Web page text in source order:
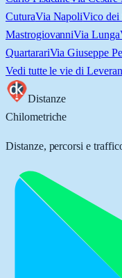
CuturaVia NapoliVico dei
MastrogiovanniVia Lunga
QuartarariVia Giuseppe
Vedi tutte le vie di
Distanze
Chilometriche
Distanze, percorsi e